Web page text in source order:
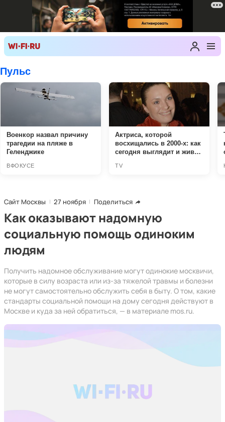
Сайт Москвы 27 ноября Поделиться
Как оказывают надомную
социальную помощь одиноким
людям
Получить надомное обслуживание могут одинокие москвичи,
которые в силу возраста или из-за тяжелой травмы и болезни
не могут самостоятельно обслужить себя в быту. О том, какие
стандарты социальной помощи на дому сегодня действуют в
Москве и куда за ней обратиться, — в материале mos.ru.